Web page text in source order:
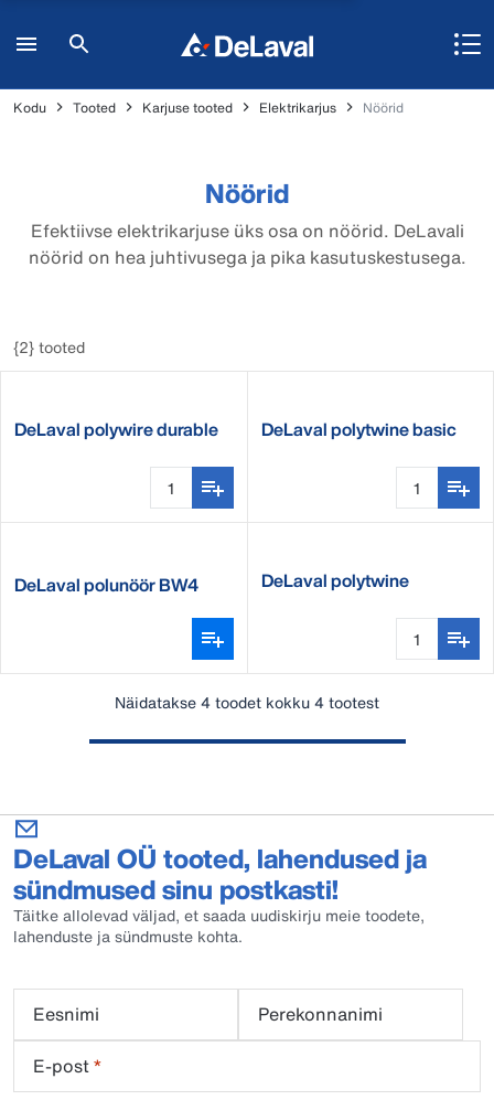
Kodu Tooted Karjuse tooted Elektrikarjus Nöörid
Nöörid
Efektiivse elektrikarjuse üks osa on nöörid. DeLavali
nöörid on hea juhtivusega ja pika kasutuskestusega.
{2} tooted
DeLaval polywire durable DeLaval polytwine basic
DeLaval polunöör BW4 DeLaval polytwine
Näidatakse 4 toodet kokku 4 tootest
DeLaval OÜ tooted, lahendused ja
sündmused sinu postkasti!
Täitke allolevad väljad, et saada uudiskirju meie toodete,
lahenduste ja sündmuste kohta.
Eesnimi
Perekonnanimi
E-post*